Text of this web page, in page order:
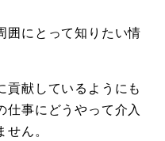
囲にとって知りたい情
貢献しているようにも
仕事にどうやって介入
ん。